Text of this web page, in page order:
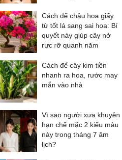
Cách để chậu hoa giấy
từ tốt lá sang sai hoa: Bí
quyết này giúp cây nở
rực rỡ quanh năm
Cách để cây kim tiền
nhanh ra hoa, rước may
mắn vào nhà
Vì sao người xưa khuyên
hạn chế mặc 2 kiểu màu
này trong tháng 7 âm
lịch?